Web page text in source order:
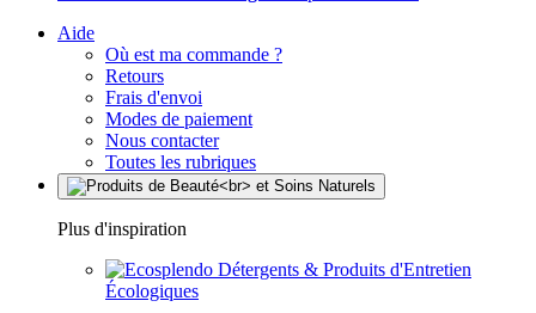
Aide
Où est ma commande ?
Retours
Frais d'envoi
Modes de paiement
Nous contacter
Toutes les rubriques
Plus d'inspiration
Détergents & Produits d'Entretien
Écologiques